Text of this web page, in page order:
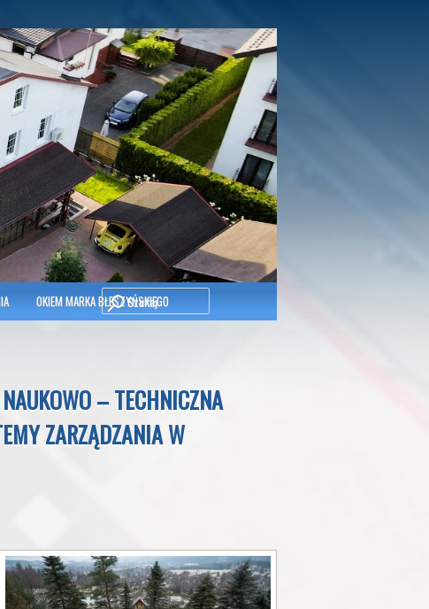
OKIEM MARKA BŁESZYŃSKIEGO
– TECHNICZNA
ZARZĄDZANIA W